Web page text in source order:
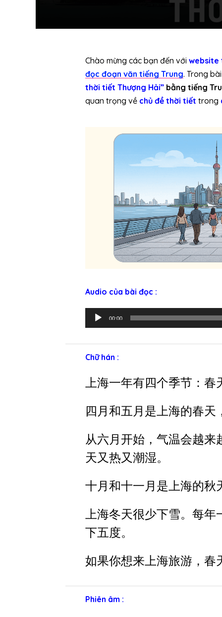
Chào mừng các bạn đến với website
đọc đoạn văn tiếng Trung. Trong
thời tiết Thượng Hải” bằng tiếng
quan trọng về chủ đề thời tiết trong
Audio của bài đọc :
r
ì
n
á
â
m
t
a
h
00:00
Chữ hán :
上海一年有四个季节：春
四月和五月是上海的春天
从六月开始，气温会越来
天又热又潮湿。
十月和十一月是上海的秋
上海冬天很少下雪。每
下五度。
如果你想来上海旅游，春
Phiên âm :